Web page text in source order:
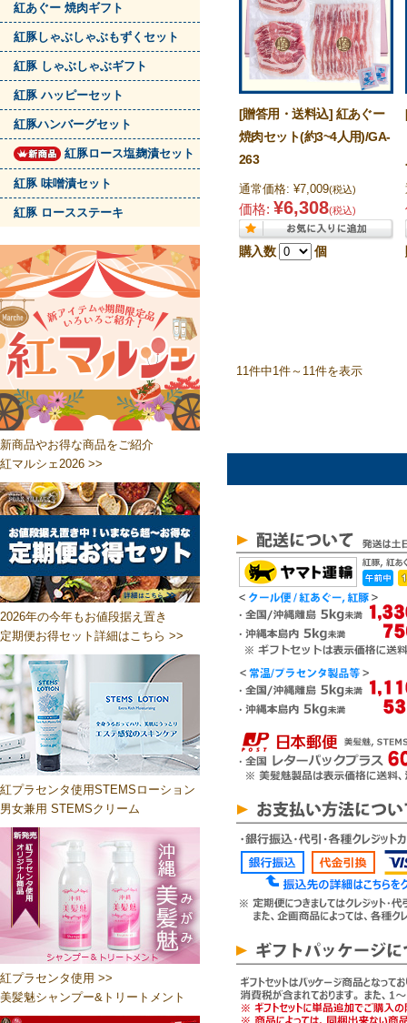
[贈答用・送料込] 紅あぐー
焼肉セット(約3~4人用)/GA-
263
通常価格: ¥7,009(税込)
価格: ¥6,308(税込)
購入数 個
11件中1件～11件を表示
紅あぐー 焼肉ギフト
紅豚しゃぶしゃぶもずくセット
紅豚 しゃぶしゃぶギフト
紅豚 ハッピーセット
紅豚ハンバーグセット
紅豚ロース塩麹漬セット
紅豚 味噌漬セット
紅豚 ロースステーキ
新商品やお得な商品をご紹介
紅マルシェ2026 >>
2026年の今年もお値段据え置き
定期便お得セット詳細はこちら >>
紅プラセンタ使用STEMSローション
男女兼用 STEMSクリーム
紅プラセンタ使用 >>
美髪魅シャンプー&トリートメント